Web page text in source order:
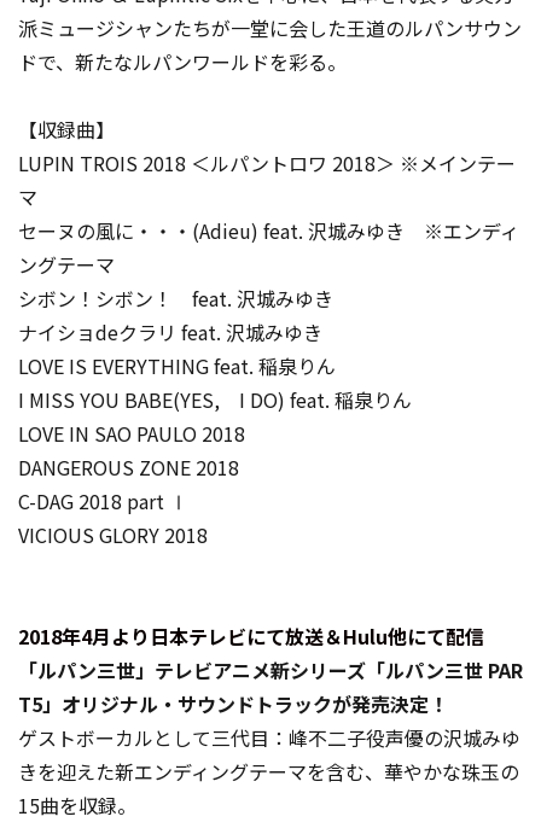
派ミュージシャンたちが一堂に会した王道のルパンサウン
ドで、新たなルパンワールドを彩る。
【収録曲】
LUPIN TROIS 2018 ＜ルパントロワ 2018＞ ※メインテー
マ
セーヌの風に・・・(Adieu) feat. 沢城みゆき ※エンディ
ングテーマ
シボン！シボン！ feat. 沢城みゆき
ナイショdeクラリ feat. 沢城みゆき
LOVE IS EVERYTHING feat. 稲泉りん
I MISS YOU BABE(YES, I DO) feat. 稲泉りん
LOVE IN SAO PAULO 2018
DANGEROUS ZONE 2018
C-DAG 2018 part Ⅰ
VICIOUS GLORY 2018
2018年4月より日本テレビにて放送＆Hulu他にて配信
「ルパン三世」テレビアニメ新シリーズ「ルパン三世 PAR
T5」オリジナル・サウンドトラックが発売決定！
ゲストボーカルとして三代目：峰不二子役声優の沢城みゆ
きを迎えた新エンディングテーマを含む、華やかな珠玉の
15曲を収録。